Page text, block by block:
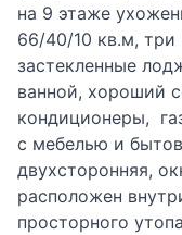
на 9 этаже
66/40/10 кв.м, три
застекленные
ванной, хороший
кондиционеры,
с мебелью и
двухсторонняя,
расположен
просторного